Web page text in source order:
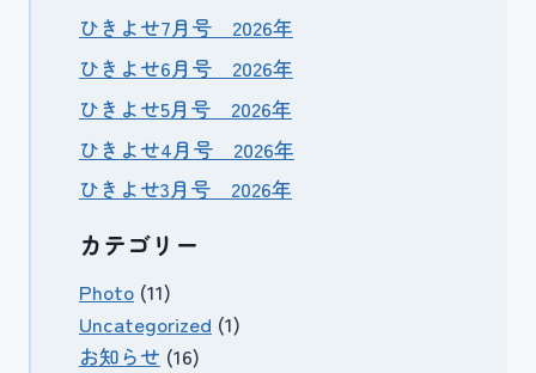
ひきよせ7月号 2026年
ひきよせ6月号 2026年
ひきよせ5月号 2026年
ひきよせ4月号 2026年
ひきよせ3月号 2026年
カテゴリー
Photo (11)
Uncategorized (1)
お知らせ (16)